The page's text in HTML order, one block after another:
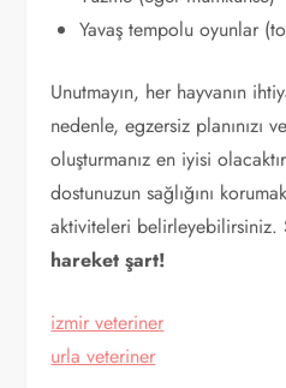
Yavaş tempolu oyunlar
Unutmayın, her hayvanın
nedenle, egzersiz planınızı
oluşturmanız en iyisi
dostunuzun sağlığını
aktiviteleri belirleyebilirsiniz.
hareket şart!
izmir veteriner
urla veteriner